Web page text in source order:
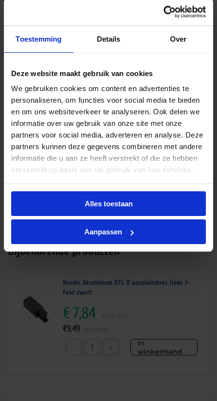
Toestemming Details Over
Deze website maakt gebruik van cookies
We gebruiken cookies om content en advertenties te
personaliseren, om functies voor social media te bieden
en om ons websiteverkeer te analyseren. Ook delen we
informatie over uw gebruik van onze site met onze
partners voor social media, adverteren en analyse. Deze
partners kunnen deze gegevens combineren met andere
informatie die u aan ze heeft verstrekt of die ze hebben
verzameld op basis van uw gebruik van hun services.
Alles toestaan
Aanpassen
De Huginn R LED railspots zijn gemaakt van
hoogwaardig aluminium met een geanodiseerde
gebruik je het best in winkels en showrooms. Op
aanvraag zijn ook bredere gradenbundels nodig.
Hiermee kan je de spots ook toepassen voor
algemene verlichting zoals gangzones, kantines of
algemene ruimtes. De LED railspots zijn 350°
draaibaar en 90° kantelbaar. De spots hebben een
hoge kleurweergave (CRI 80-89). De LED railspots
zijn voorzien van Philips LED modules en hebben
een verwachte levensduur tot wel 100.000
verkrijgbaar in de lichtkleuren warm wit (3000K) en
koel wit (4000K). Op aanvraag zijn meer opties
mogelijk, zoals dimbaar via Dali/Casambi, andere
Bijbehorende producten
Nordic Aluminium XTS 11 aansluitdoos links 3-
fase zwart
In
winkelmand
€7,84
€9,49